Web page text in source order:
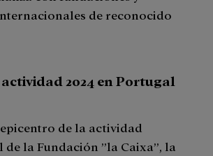
de reconocido
2024 en Portugal
de la actividad
la Fundación ”la Caixa”, la